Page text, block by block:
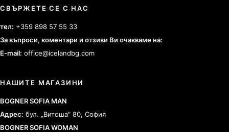
СВЪРЖЕТЕ СЕ С НАС
тел: +359 898 57 55 33
За въпроси, коментари и отзиви Ви очакваме на:
E-mail: office@icelandbg.com
НАШИТЕ МАГАЗИНИ
BOGNER SOFIA MAN
Адрес: бул. „Витоша" 80, София
BOGNER SOFIA WOMAN